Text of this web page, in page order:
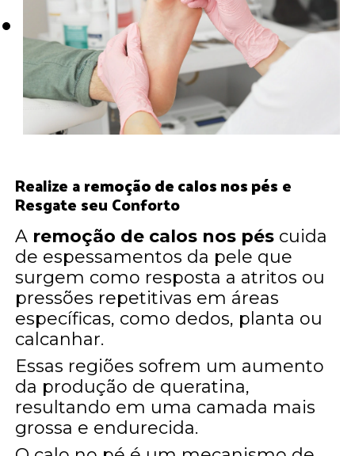
Realize aremoção de calos nos pése
Resgate seu Conforto
A remoção de calos nos pés cuida
de espessamentos da pele que
surgem como resposta a atritos ou
pressões repetitivas em áreas
específicas, como dedos, planta ou
calcanhar.
Essas regiões sofrem um aumento
da produção de queratina,
resultando em uma camada mais
grossa e endurecida.